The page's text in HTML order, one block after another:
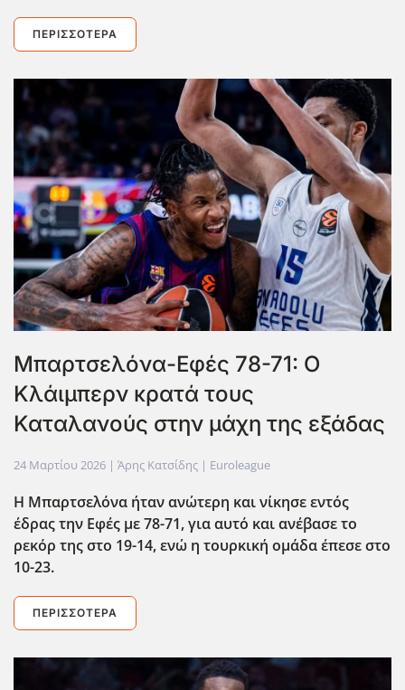
ΠΕΡΙΣΣΌΤΕΡΑ
Μπαρτσελόνα-Εφές 78-71: Ο
Κλάιμπερν κρατά τους
Καταλανούς στην μάχη της εξάδας
24 Μαρτίου 2026 | Άρης Κατσίδης | Euroleague
Η Μπαρτσελόνα ήταν ανώτερη και νίκησε εντός
έδρας την Εφές με 78-71, για αυτό και ανέβασε το
ρεκόρ της στο 19-14, ενώ η τουρκική ομάδα έπεσε στο
10-23.
ΠΕΡΙΣΣΌΤΕΡΑ